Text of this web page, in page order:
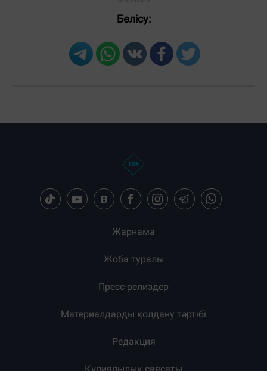
Бөлісу:
Жарнама
Жоба туралы
Пресс-релиздер
Материалдарды қолдану тәртібі
Редакция